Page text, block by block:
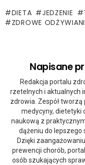
DIETA JEDZENIE
ZDROWE
Napisane
Redakcja portalu
rzetelnych i aktualnych
zdrowia. Zespół
medycyny, dietetyki
naukową z
dążeniu do lepszego
Dzięki
prewencji chorób,
osób szukających